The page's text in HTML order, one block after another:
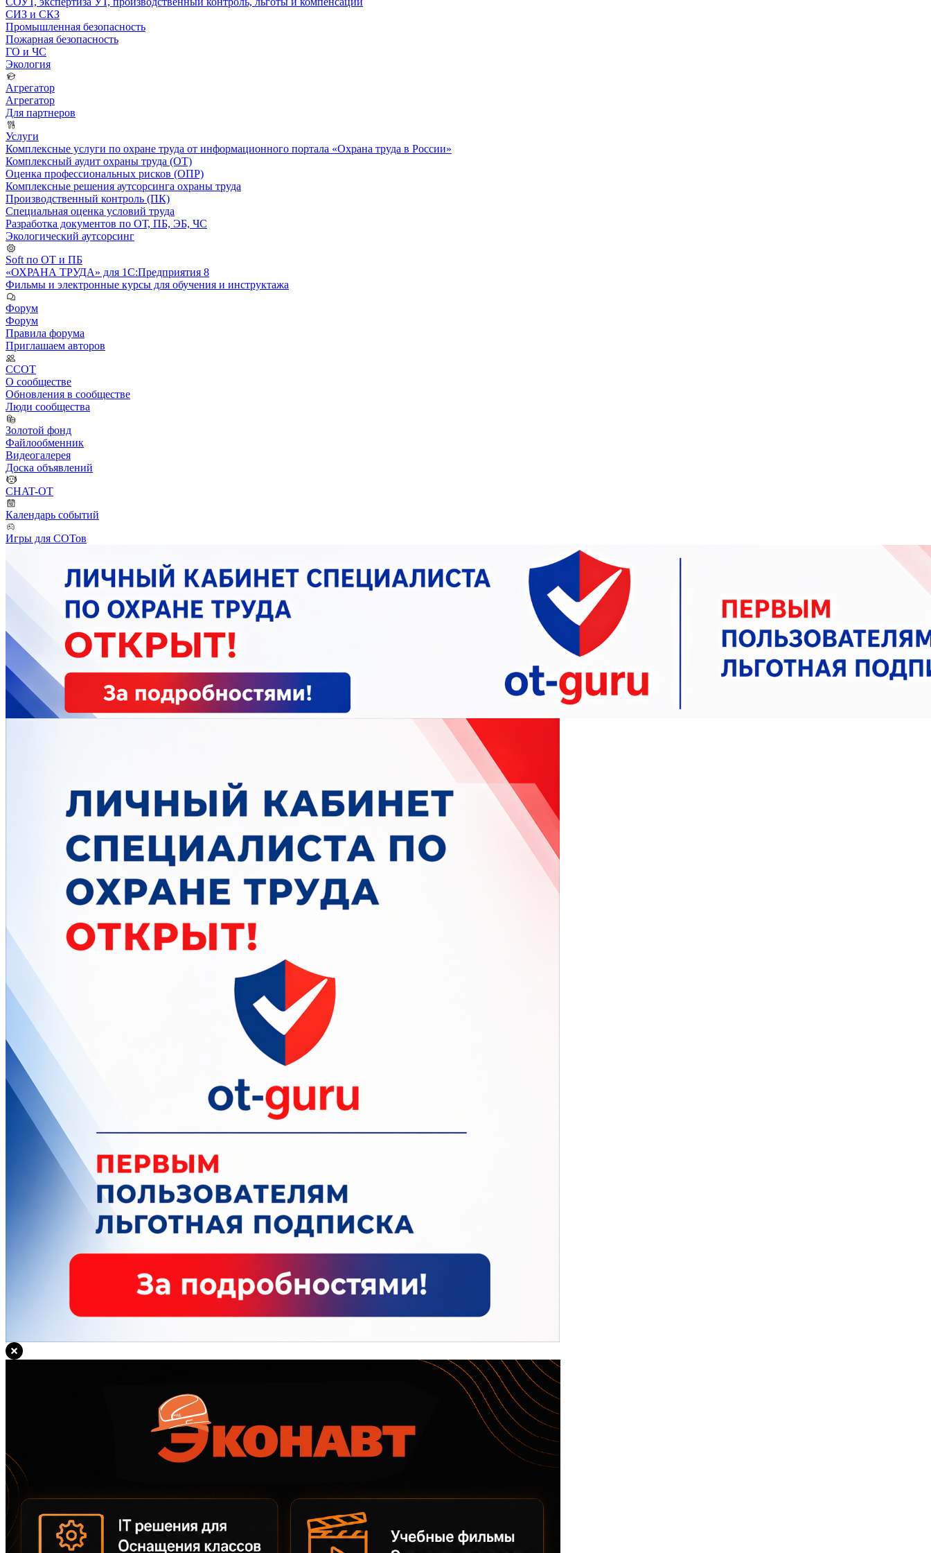
СИЗ и СКЗ
Промышленная безопасность
Пожарная безопасность
ГО и ЧС
Экология
Агрегатор
Агрегатор
Для партнеров
Услуги
Комплексные услуги по охране труда от информационного портала «Охрана труда в России»
Комплексный аудит охраны труда (ОТ)
Оценка профессиональных рисков (ОПР)
Комплексные решения аутсорсинга охраны труда
Производственный контроль (ПК)
Специальная оценка условий труда
Разработка документов по ОТ, ПБ, ЭБ, ЧС
Экологический аутсорсинг
Soft по ОТ и ПБ
«ОХРАНА ТРУДА» для 1С:Предприятия 8
Фильмы и электронные курсы для обучения и инструктажа
Форум
Форум
Правила форума
Приглашаем авторов
ССОТ
О сообществе
Обновления в сообществе
Люди сообщества
Золотой фонд
Файлообменник
Видеогалерея
Доска объявлений
CHAT-OT
Календарь событий
Игры для СОТов